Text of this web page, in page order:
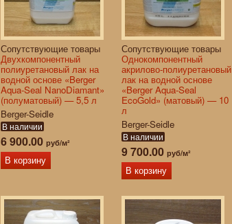
Сопутствующие товары
Двухкомпонентный
полиуретановый лак на
водной основе «Berger
Aqua-Seal NanoDiamant»
(полуматовый) — 5,5 л
Berger-Seidle
В наличии
6 900.00 руб/м²
В корзину
Сопутствующие товары
Однокомпонентный
акрилово-полиуретановый
лак на водной основе
«Berger Aqua-Seal
EcoGold» (матовый) — 10
л
Berger-Seidle
В наличии
9 700.00 руб/м²
В корзину